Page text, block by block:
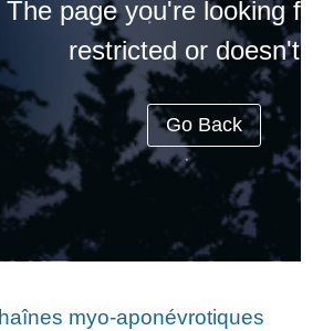
myo-aponévrotiques